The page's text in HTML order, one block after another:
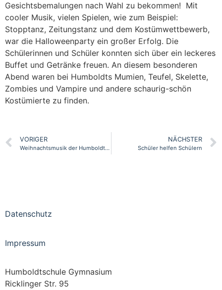
Gesichtsbemalungen nach Wahl zu bekommen! Mit
cooler Musik, vielen Spielen, wie zum Beispiel:
Stopptanz, Zeitungstanz und dem Kostümwettbewerb,
war die Halloweenparty ein großer Erfolg. Die
Schülerinnen und Schüler konnten sich über ein leckeres
Buffet und Getränke freuen. An diesem besonderen
Abend waren bei Humboldts Mumien, Teufel, Skelette,
Zombies und Vampire und andere schaurig-schön
Kostümierte zu finden.
VORIGER
Weihnachtsmusik der Humboldtschule
NÄCHSTER
Schüler helfen Schülern
Datenschutz
Impressum
Humboldtschule Gymnasium
Ricklinger Str. 95